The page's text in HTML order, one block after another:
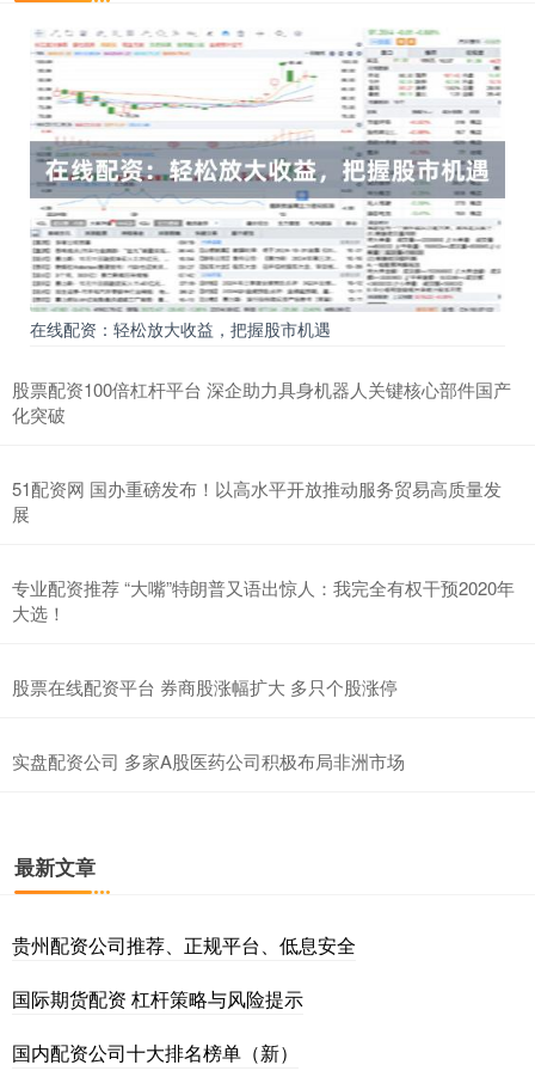
在线配资：轻松放大收益，把握股市机遇
股票配资100倍杠杆平台 深企助力具身机器人关键核心部件国产
化突破
51配资网 国办重磅发布！以高水平开放推动服务贸易高质量发
展
专业配资推荐 “大嘴”特朗普又语出惊人：我完全有权干预2020年
大选！
股票在线配资平台 券商股涨幅扩大 多只个股涨停
实盘配资公司 多家A股医药公司积极布局非洲市场
最新文章
贵州配资公司推荐、正规平台、低息安全
国际期货配资 杠杆策略与风险提示
国内配资公司十大排名榜单（新）